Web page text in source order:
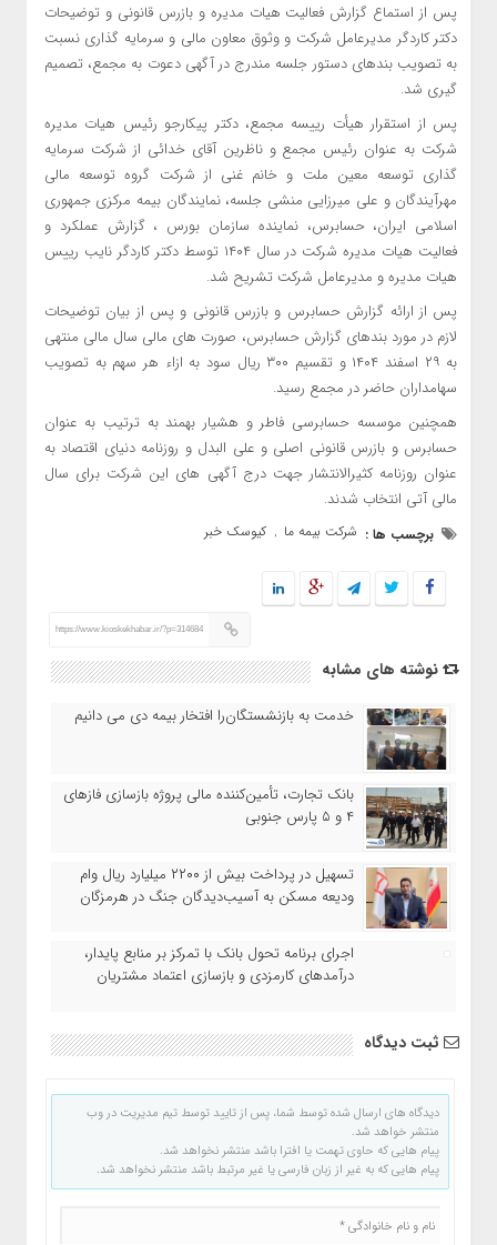
پس از استماع گزارش فعالیت هیات مدیره و بازرس قانونی و توضیحات
دکتر کاردگر مدیرعامل شرکت و وثوق معاون مالی و سرمایه گذاری نسبت
به تصویب بندهای دستور جلسه مندرج در آگهی دعوت به مجمع، تصمیم
گیری شد.
پس از استقرار هیأت رییسه مجمع، دکتر پیکارجو رئیس هیات مدیره
شرکت به عنوان رئیس مجمع و ناظرین آقای خدائی از شرکت سرمایه
گذاری توسعه معین ملت و خانم غنی از شرکت گروه توسعه مالی
مهرآیندگان و علی میرزایی منشی جلسه، نمایندگان بیمه مرکزی جمهوری
اسلامی ایران، حسابرس، نماینده سازمان بورس ، گزارش عملکرد و
فعالیت هیات مدیره شرکت در سال ۱۴۰۴ توسط دکتر کاردگر نایب رییس
هیات مدیره و مدیرعامل شرکت تشریح شد.
پس از ارائه گزارش حسابرس و بازرس قانونی و پس از بیان توضیحات
لازم در مورد بندهای گزارش حسابرس، صورت های مالی سال مالی منتهی
به ۲۹ اسفند ۱۴۰۴ و تقسیم ۳۰۰ ریال سود به ازاء هر سهم به تصویب
سهامداران حاضر در مجمع رسید.
همچنین موسسه حسابرسی فاطر و هشیار بهمند به ترتیب به عنوان
حسابرس و بازرس قانونی اصلی و علی البدل و روزنامه دنیای اقتصاد به
عنوان روزنامه کثیرالانتشار جهت درج آگهی های این شرکت برای سال
مالی آتی انتخاب شدند.
برچسب ها : شرکت بیمه ما , کیوسک خبر
https://www.kioskekhabar.ir/?p=314684
نوشته های مشابه
خدمت به بازنشستگان‌را افتخار بیمه دی می دانیم
بانک تجارت، تأمین‌کننده مالی پروژه بازسازی فازهای
۴ و ۵ پارس جنوبی
تسهیل در پرداخت بیش از ۲۲۰۰ میلیارد ریال وام
ودیعه مسکن به آسیب‌دیدگان جنگ در هرمزگان
اجرای برنامه تحول بانک با تمرکز بر منابع پایدار،
درآمدهای کارمزدی و بازسازی اعتماد مشتریان
ثبت دیدگاه
دیدگاه های ارسال شده توسط شما، پس از تایید توسط تیم مدیریت در وب
منتشر خواهد شد.
پیام هایی که حاوی تهمت یا افترا باشد منتشر نخواهد شد.
پیام هایی که به غیر از زبان فارسی یا غیر مرتبط باشد منتشر نخواهد شد.